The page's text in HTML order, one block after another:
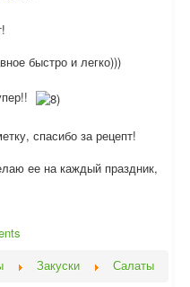
быстро и легко)))
спасибо за рецепт!
ее на каждый праздник,
Закуски Салаты